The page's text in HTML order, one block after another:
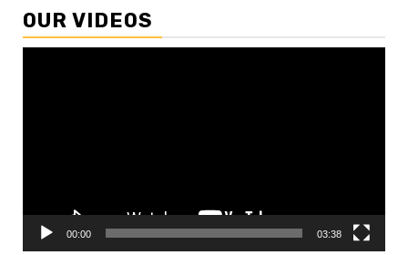
OUR VIDEOS
00:00 03:38